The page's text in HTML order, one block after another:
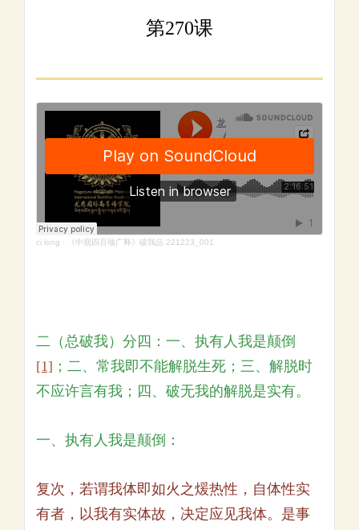
第270课
ci long · 《中观四百颂广释》破我品 221223_001
二（总破我）分四：一、执有人我是颠倒
[1] ；二、常我即不能解脱生死；三、解脱时
不应许言有我；四、破无我的解脱是实有。
一、执有人我是颠倒：
复次，若谓我体即如火之煖热性，自体性实
有者，以我有实体故，决定应见我体。是事